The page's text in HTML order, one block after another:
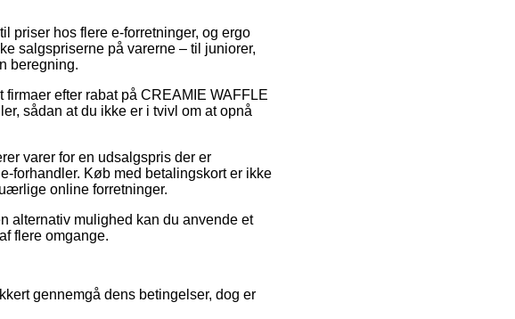
priser hos flere e-forretninger, og ergo
salgspriserne på varerne – til juniorer,
beregning.
efter rabat på CREAMIE WAFFLE
sådan at du ikke er i tvivl om at opnå
varer for en udsalgspris der er
forhandler. Køb med betalingskort er ikke
online forretninger.
alternativ mulighed kan du anvende et
flere omgange.
gennemgå dens betingelser, dog er